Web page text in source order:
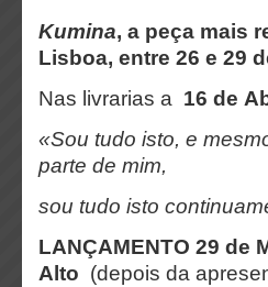
Kumina, a peça mais
Lisboa, entre 26 e 29
Nas livrarias a 16 de
«Sou tudo isto, e
parte de mim,
sou tudo isto
LANÇAMENTO 29 de
Alto (depois da